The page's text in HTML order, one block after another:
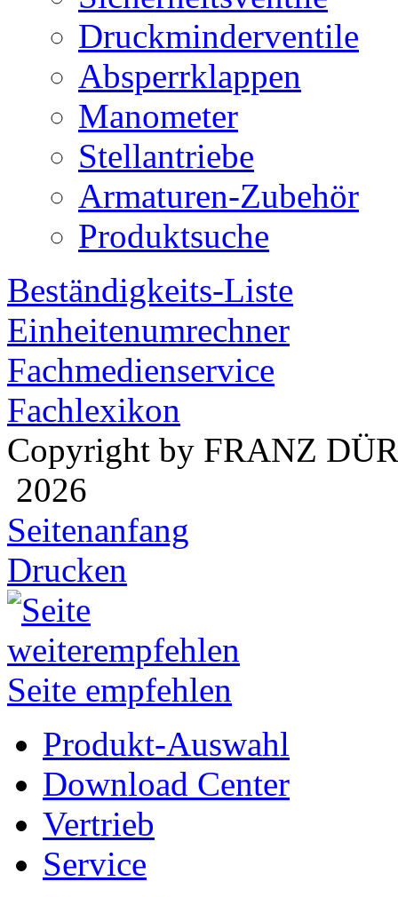
Druckminderventile
Absperrklappen
Manometer
Stellantriebe
Armaturen-Zubehör
Produktsuche
Beständigkeits-Liste
Einheitenumrechner
Fachmedienservice
Fachlexikon
Copyright by FRANZ
2026
Seitenanfang
Drucken
Seite empfehlen
Produkt-Auswahl
Download Center
Vertrieb
Service